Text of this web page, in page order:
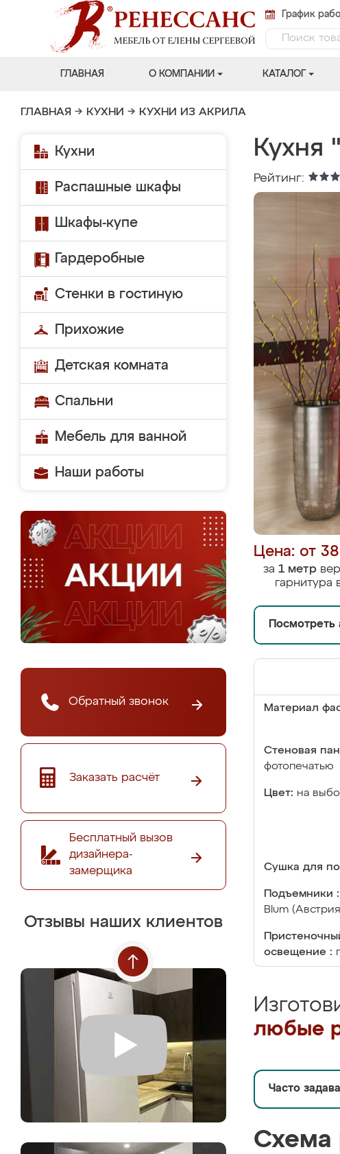
График
ГЛАВНАЯ О КОМПАНИИ КАТАЛОГ
ГЛАВНАЯ → КУХНИ → КУХНИ ИЗ АКРИЛА
Кухни
Распашные шкафы
Шкафы-купе
Гардеробные
Стенки в гостиную
Прихожие
Детская комната
Спальни
Мебель для ванной
Наши работы
Обратный звонок
Заказать расчёт
Бесплатный вызов
дизайнера-
замерщика
Отзывы наших клиентов
Кухня
Рейтинг:
Цена: от
за 1 метр
гарнитура
Материал
Стеновая
фотопечатью
Цвет: на
Сушка для
Подъемники :
Blum
освещение :
любые
Часто
Схема